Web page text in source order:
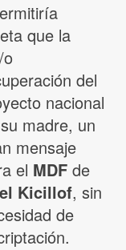
que la
del
nacional
madre, un
mensaje
el MDF de
Kicillof, sin
de